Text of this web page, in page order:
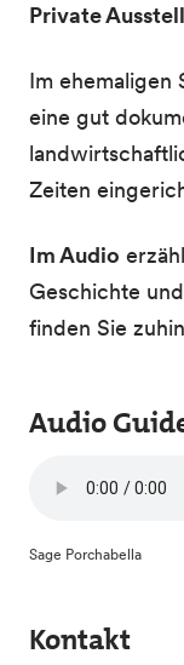
Private
Im ehemaligen
eine gut
Zeiten
Im Audio
Geschichte
finden Sie
Audio
Sage Porchabella
Kontakt